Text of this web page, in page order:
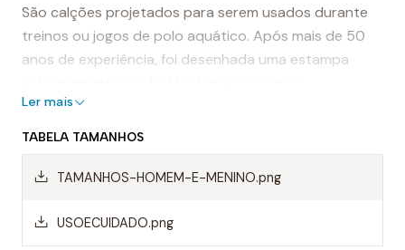
São calções projetados para serem usados durante
treinos ou jogos de polo aquático. Após mais de 50
anos de experiência, foi desenhada uma estampa
perfeitamente ao corpo, proporcionando conforto e
sensação de leveza.
Dessa forma, os calções de polo aquático facilitam a
permitindo um movimento mais rápido ao nadar.
Ler mais
TABELA TAMANHOS
TAMANHOS-HOMEM-E-MENINO.png
USOECUIDADO.png